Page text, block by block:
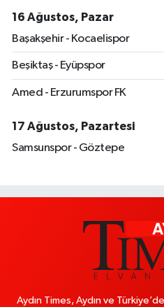
16 Ağustos, Pazar
Başakşehir - Kocaelispor
Beşiktaş - Eyüpspor
Amed - Erzurumspor FK
17 Ağustos, Pazartesi
Samsunspor - Göztepe
Aydın Times, Aydın ve